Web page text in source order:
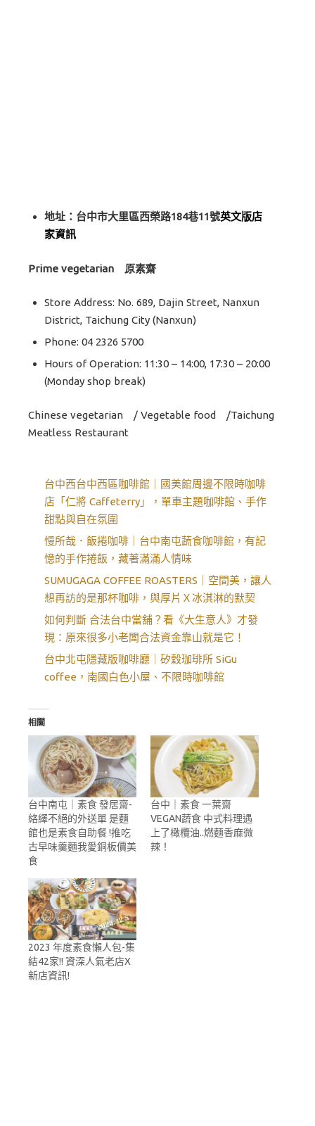
地址：台中市大里區西榮路184巷11號英文版店
家資訊
Prime vegetarian 原素齋
Store Address: No. 689, Dajin Street, Nanxun
District, Taichung City (Nanxun)
Phone: 04 2326 5700
Hours of Operation: 11:30 – 14:00, 17:30 – 20:00
(Monday shop break)
Chinese vegetarian / Vegetable food /Taichung
Meatless Restaurant
台中西台中西區咖啡館｜國美館周邊不限時咖啡
店「仁將 Caffeterry」，單車主題咖啡館、手作
甜點與自在氛圍
慢所哉．飯捲咖啡｜台中南屯蔬食咖啡館，有記
憶的手作捲飯，藏著滿滿人情味
SUMUGAGA COFFEE ROASTERS｜空間美，讓人
想再訪的是那杯咖啡，與厚片Ｘ冰淇淋的默契
如何判斷 合法台中當舖？看《大生意人》才發
現：原來很多小老闆合法資金靠山就是它！
台中北屯隱藏版咖啡廳｜矽穀珈琲所 SiGu
coffee，南國白色小屋、不限時咖啡館
相關
台中南屯｜素食 發居齋-
絡繹不絕的外送單 是麵
館也是素食自助餐 !推吃
古早味羹麵我愛銅板價美
食
台中｜素食 一葉齋
VEGAN蔬食 中式料理遇
上了橄欖油..燃麵香麻微
辣！
2023 年度素食懶人包-集
結42家!! 資深人氣老店X
新店資訊!